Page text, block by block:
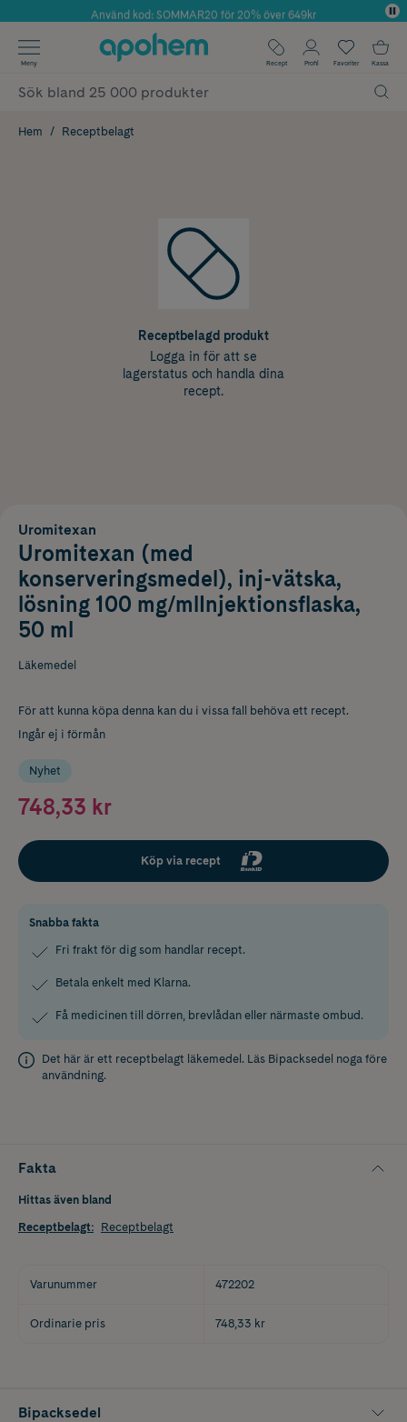
Årets Butik 2025 inom Skönhet
Använd kod: SOMMAR20 för 20% över 649kr
✓ Fri frakt
✓ Poäng på alla köp*
Meny Recept Profil Favoriter Kassa
Hem Receptbelagt
Receptbelagd produkt
Logga in för att se
lagerstatus och handla dina
recept.
Uromitexan
Uromitexan (med
konserveringsmedel), inj-vätska,
lösning 100 mg/mlInjektionsflaska,
50 ml
Läkemedel
För att kunna köpa denna kan du i vissa fall behöva ett recept.
Ingår ej i förmån
Nyhet
748,33 kr
Köp via recept
Snabba fakta
Fri frakt för dig som handlar recept.
Betala enkelt med Klarna.
Få medicinen till dörren, brevlådan eller närmaste ombud.
Det här är ett receptbelagt läkemedel. Läs Bipacksedel noga före
användning.
Fakta
Hittas även bland
Receptbelagt: Receptbelagt
Varunummer 472202
Ordinarie pris 748,33 kr
Bipacksedel